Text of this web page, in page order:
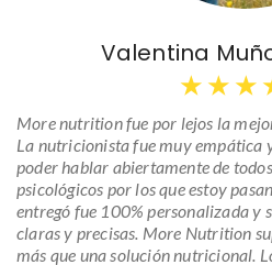
Valentina
★ ★ ★
More nutrition fue por lejos la
La nutricionista fue muy empática
poder hablar abiertamente de
psicológicos por los que estoy
entregó fue 100% personalizada y
claras y precisas. More Nutrition
más que una solución nutricional.